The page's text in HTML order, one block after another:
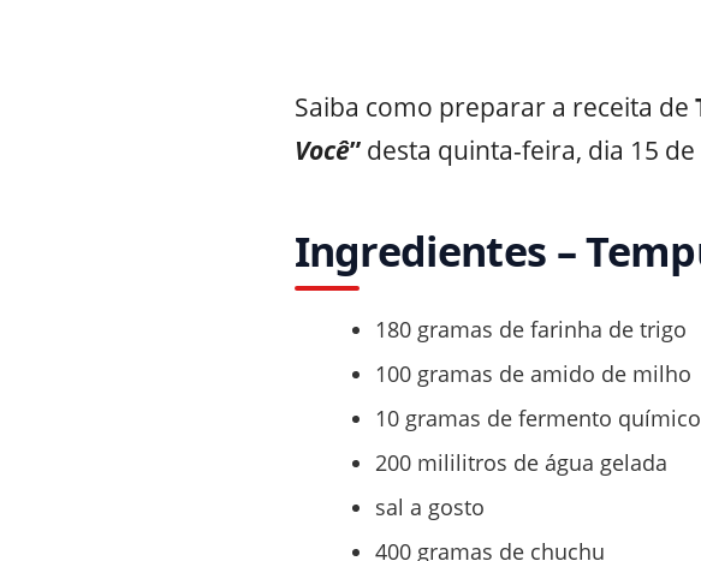
Saiba como preparar a receita de
Você”desta quinta-feira, dia 15 de
Ingredientes –
180 gramas de farinha de trigo
100 gramas de amido de milho
10 gramas de fermento
200 mililitros de água gelada
sal a gosto
400 gramas de chuchu